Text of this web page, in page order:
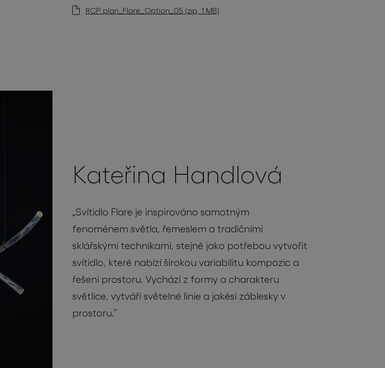
RCP plan_Flare_Option_05 (zip, 1 MB)
Kateřina Handlová
„Svítidlo Flare je inspirováno samotným
fenoménem světla, řemeslem a tradičními
sklářskými technikami, stejně jako potřebou vytvořit
svítidlo, které nabízí širokou variabilitu kompozic a
řešení prostoru. Vycházíz formy a charakteru
světlice, vytvářísvětelné linie a jakési záblesky v
prostoru.”